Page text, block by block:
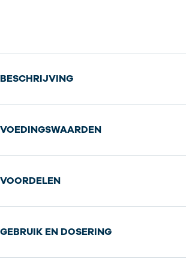
BESCHRIJVING
VOEDINGSWAARDEN
VOORDELEN
GEBRUIK EN DOSERING